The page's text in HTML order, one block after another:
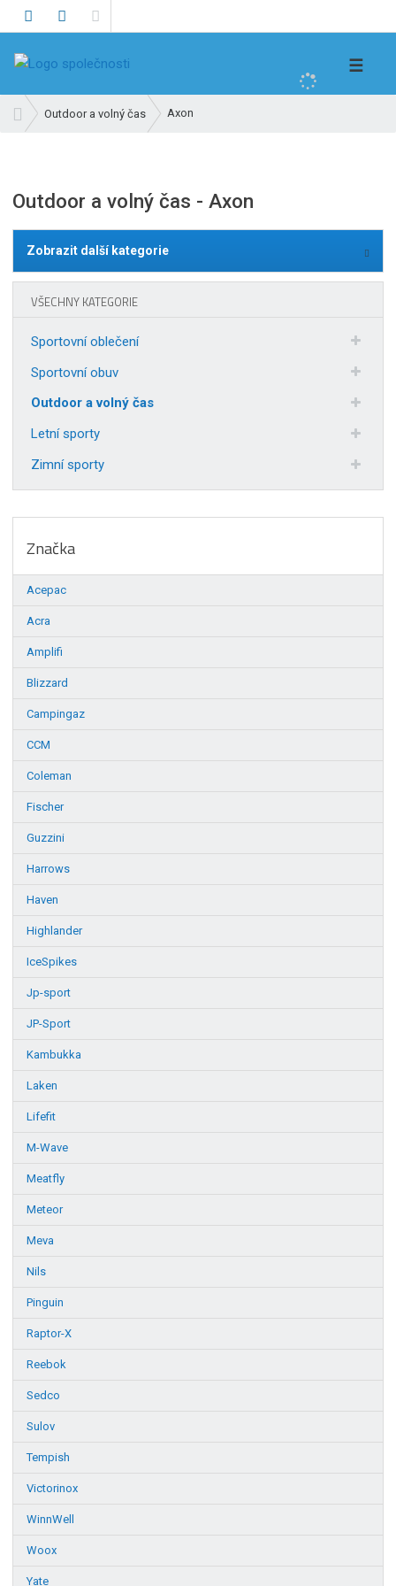
a
☰
v
í
s
Outdoor a volný čas Axon
Outdoor a volný čas - Axon
Zobrazit další kategorie
VŠECHNY KATEGORIE
Sportovní oblečení
Sportovní obuv
Outdoor a volný čas
Letní sporty
Zimní sporty
Značka
Acepac
Acra
Amplifi
Blizzard
Campingaz
CCM
Coleman
Fischer
Guzzini
Harrows
Haven
Highlander
IceSpikes
Jp-sport
JP-Sport
Kambukka
Laken
Lifefit
M-Wave
Meatfly
Meteor
Meva
Nils
Pinguin
Raptor-X
Reebok
Sedco
Sulov
Tempish
Victorinox
WinnWell
Woox
Yate